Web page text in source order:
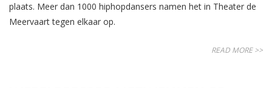
plaats. Meer dan 1000 hiphopdansers namen het in Theater de
Meervaart tegen elkaar op.
READ MORE >>